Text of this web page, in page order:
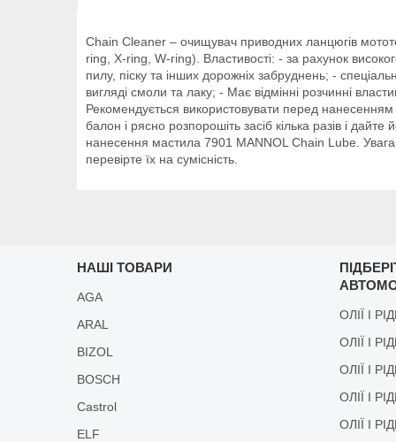
Chain Cleaner – очищувач приводних ланцюгів
ring, X-ring, W-ring). Властивості: - за рахунок
пилу, піску та інших дорожніх забруднень; -
вигляді смоли та лаку; - Має відмінні розчинні
Рекомендується використовувати перед нанесенням
балон і рясно розпорошіть засіб кілька разів і
нанесення мастила 7901 MANNOL Chain Lube.
перевірте їх на сумісність.
НАШІ ТОВАРИ
AGA
ARAL
BIZOL
BOSCH
Castrol
ELF
ОЛІЇ І
ОЛІЇ І
ОЛІЇ І
ОЛІЇ І
ОЛІЇ І